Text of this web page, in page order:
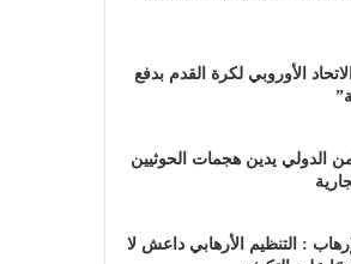
الأوروبي لكرة القدم بدفع
الدولي يدين هجمات الحوثيين
: التنظيم الأرهابي داعش لا